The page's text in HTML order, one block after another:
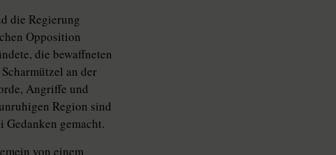
die Regierung
Opposition
die bewaffneten
an der
Angriffe und
Region sind
gemacht.
von einem